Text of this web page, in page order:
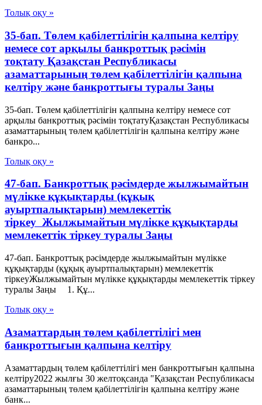
Толық оқу »
35-бап. Төлем қабілеттілігін қалпына келтіру
немесе сот арқылы банкроттық рәсімін
тоқтату Қазақстан Республикасы
азаматтарының төлем қабілеттілігін қалпына
келтіру және банкроттығы туралы Заңы
35-бап. Төлем қабілеттілігін қалпына келтіру немесе сот
арқылы банкроттық рәсімін тоқтатуҚазақстан Республикасы
азаматтарының төлем қабілеттілігін қалпына келтіру және
банкро...
Толық оқу »
47-бап. Банкроттық рәсімдерде жылжымайтын
мүлікке құқықтарды (құқық
ауыртпалықтарын) мемлекеттік
тіркеу Жылжымайтын мүлікке құқықтарды
мемлекеттік тіркеу туралы Заңы
47-бап. Банкроттық рәсімдерде жылжымайтын мүлікке
құқықтарды (құқық ауыртпалықтарын) мемлекеттік
тіркеуЖылжымайтын мүлікке құқықтарды мемлекеттік тіркеу
туралы Заңы 1. Құ...
Толық оқу »
Азаматтардың төлем қабілеттілігі мен
банкроттығын қалпына келтіру
Азаматтардың төлем қабілеттілігі мен банкроттығын қалпына
келтіру2022 жылғы 30 желтоқсанда "Қазақстан Республикасы
азаматтарының төлем қабілеттілігін қалпына келтіру және
банк...